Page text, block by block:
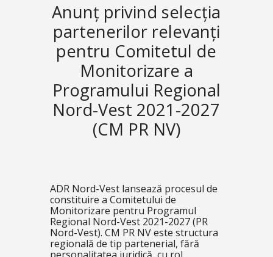
Anunț privind selecția
partenerilor relevanți
pentru Comitetul de
Monitorizare a
Programului Regional
Nord-Vest 2021-2027
(CM PR NV)
ADR Nord-Vest lansează procesul de
constituire a Comitetului de
Monitorizare pentru Programul
Regional Nord-Vest 2021-2027 (PR
Nord-Vest). CM PR NV este structura
regională de tip partenerial, fără